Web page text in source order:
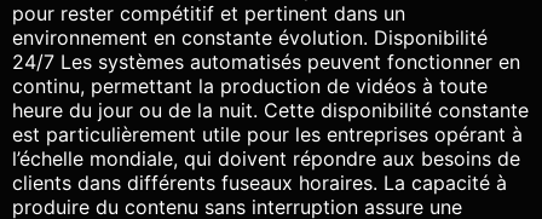
pour rester compétitif et pertinent dans un
environnement en constante évolution. Disponibilité
24/7 Les systèmes automatisés peuvent fonctionner en
continu, permettant la production de vidéos à toute
heure du jour ou de la nuit. Cette disponibilité constante
est particulièrement utile pour les entreprises opérant à
l’échelle mondiale, qui doivent répondre aux besoins de
clients dans différents fuseaux horaires. La capacité à
produire du contenu sans interruption assure une